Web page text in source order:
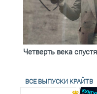
Четверть века спустя
ВСЕ ВЫПУСКИ КРАЙТВ